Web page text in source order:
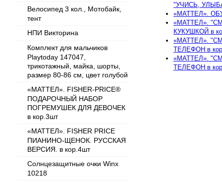
Велосипед 3 кол., Мотобайк,
тент
НПИ Викторина
Комплект для мальчиков
Playtoday 147047,
трикотажный, майка, шорты,
размер 80-86 см, цвет голубой
«МАТТЕЛ». FISHER-PRICE®
ПОДАРОЧНЫЙ НАБОР
ПОГРЕМУШЕК ДЛЯ ДЕВОЧЕК
в кор.3шт
«МАТТЕЛ». FISHER PRICE
ПИАНИНО-ЩЕНОК. РУССКАЯ
ВЕРСИЯ. в кор.4шт
Солнцезащитные очки Winx
10218
"УЧИСЬ,
«МАТТЕЛ».
«МАТТЕЛ».
КУКУШКОЙ в
«МАТТЕЛ».
ТЕЛЕФОН в
«МАТТЕЛ».
ТЕЛЕФОН в